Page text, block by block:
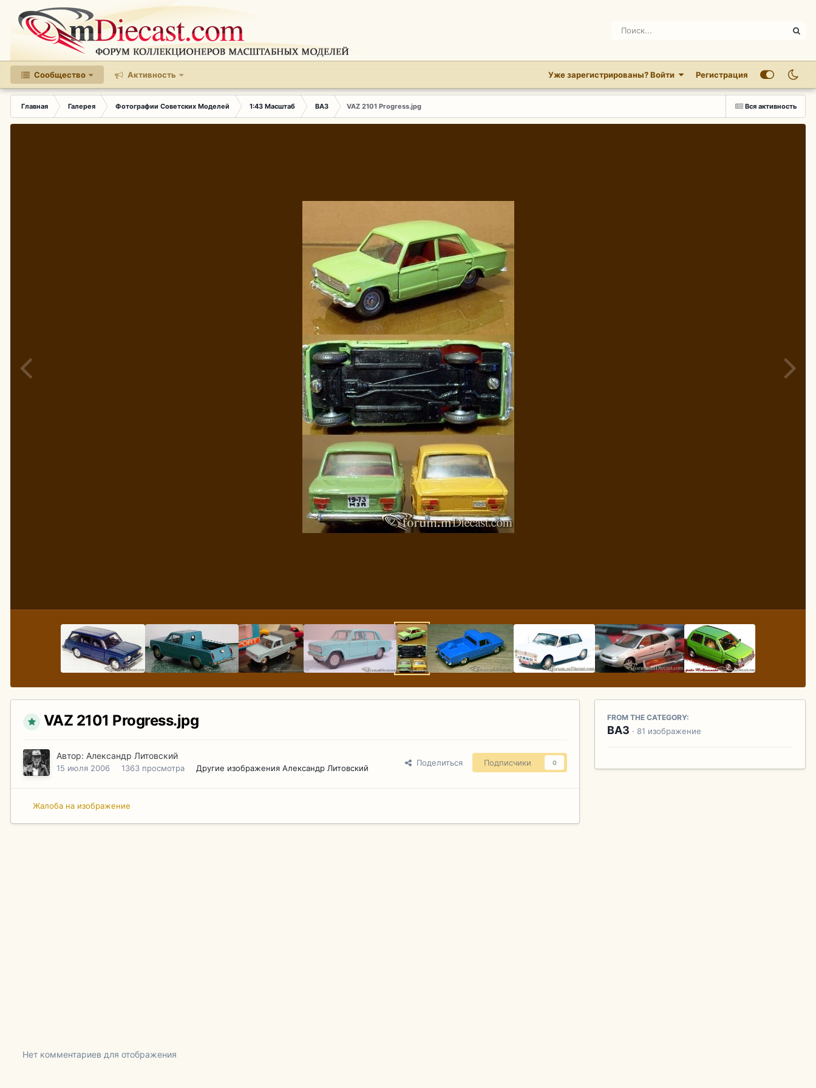
Сообщество Активность Уже зарегистрированы? Войти Регистрация
Вся активность
Главная Галерея Фотографии Советских Моделей 1:43 Масштаб ВАЗ VAZ 2101 Progress.jpg
VAZ 2101 Progress.jpg
Автор: Александр Литовский
15 июля 2006 1363 просмотра Другие изображения Александр Литовский
Поделиться Подписчики 0
Жалоба на изображение
FROM THE CATEGORY:
ВАЗ · 81 изображение
Нет комментариев для отображения